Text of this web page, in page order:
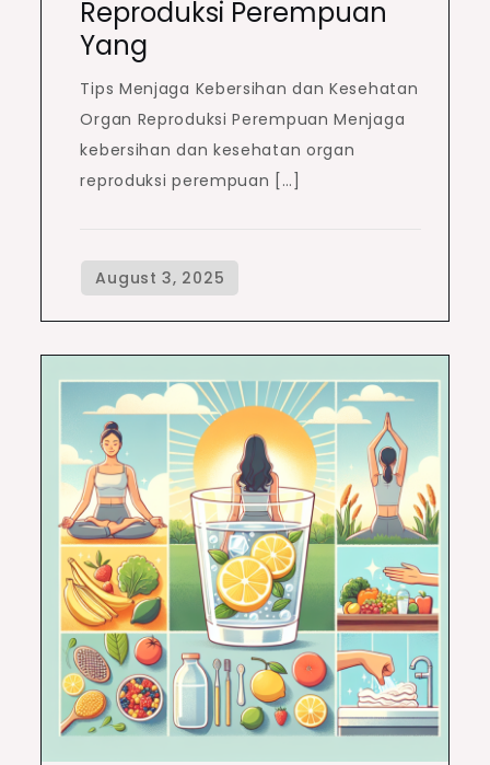
Reproduksi Perempuan
Yang
Tips Menjaga Kebersihan dan Kesehatan
Organ Reproduksi Perempuan Menjaga
kebersihan dan kesehatan organ
reproduksi perempuan […]